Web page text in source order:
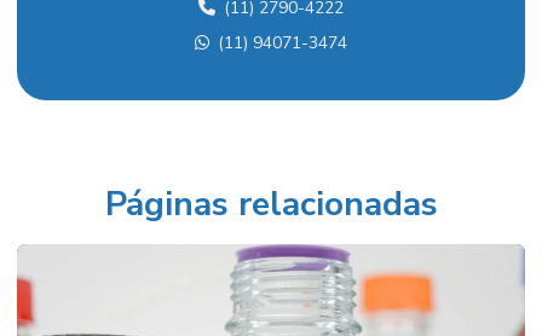
Aquecedor para laboratório
Balança analítica preço
Balança semi analítica
Balanças industriais preços
Balão fundo redondo
(11) 2790-4222
(11) 94071-3474
Páginas relacionadas